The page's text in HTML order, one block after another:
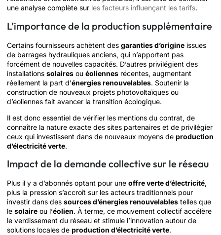
une analyse complète sur les facteurs influençant les tarifs.
L’importance de la production supplémentaire
Certains fournisseurs achètent des garanties d’origine issues
de barrages hydrauliques anciens, qui n’apportent pas
forcément de nouvelles capacités. D’autres privilégient des
installations solaires ou éoliennes récentes, augmentant
réellement la part d’énergies renouvelables. Soutenir la
construction de nouveaux projets photovoltaïques ou
d’éoliennes fait avancer la transition écologique.
Il est donc essentiel de vérifier les mentions du contrat, de
connaître la nature exacte des sites partenaires et de privilégier
ceux qui investissent dans de nouveaux moyens de production
d’électricité verte.
Impact de la demande collective sur le réseau
Plus il y a d’abonnés optant pour une offre verte d’électricité,
plus la pression s’accroît sur les acteurs traditionnels pour
investir dans des sources d’énergies renouvelables telles que
le solaire ou l’éolien. À terme, ce mouvement collectif accélère
le verdissement du réseau et stimule l’innovation autour de
solutions locales de production d’électricité verte.